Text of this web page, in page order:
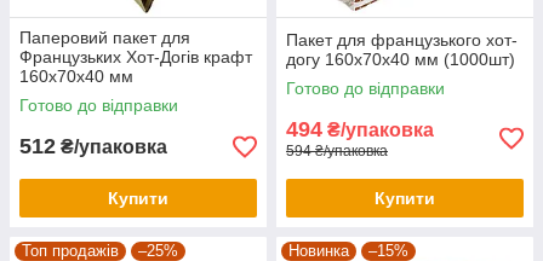
Паперовий пакет для
Французьких Хот-Догів крафт
160х70х40 мм
Готово до відправки
512 ₴/упаковка
Купити
Пакет для французького хот-
догу 160х70х40 мм (1000шт)
Готово до відправки
494 ₴/упаковка
594 ₴/упаковка
Купити
Топ продажів –25% Новинка –15%